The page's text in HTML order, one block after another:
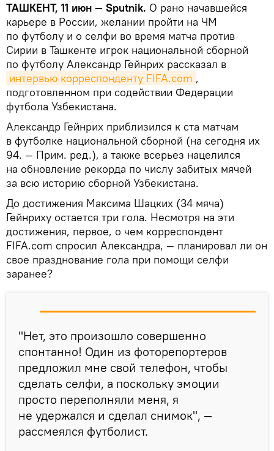
ТАШКЕНТ, 11 июн — Sputnik. О рано начавшейся
карьере в России, желании пройти на ЧМ
по футболу и о селфи во время матча против
Сирии в Ташкенте игрок национальной сборной
по футболу Александр Гейнрих рассказал в
интервью корреспонденту FIFA.com ,
подготовленном при содействии Федерации
футбола Узбекистана.
Александр Гейнрих приблизился к ста матчам
в футболке национальной сборной (на сегодня их
94. — Прим. ред.), а также всерьез нацелился
на обновление рекорда по числу забитых мячей
за всю историю сборной Узбекистана.
До достижения Максима Шацких (34 мяча)
Гейнриху остается три гола. Несмотря на эти
достижения, первое, о чем корреспондент ​
FIFA.com​ спросил Александра, — планировал ли он
свое празднование гола при помощи селфи
заранее?
"Нет, это произошло совершенно
спонтанно! Один из фоторепортеров
предложил мне свой телефон, чтобы
сделать селфи, а поскольку эмоции
просто переполняли меня, я
не удержался и сделал снимок", —
рассмеялся футболист.